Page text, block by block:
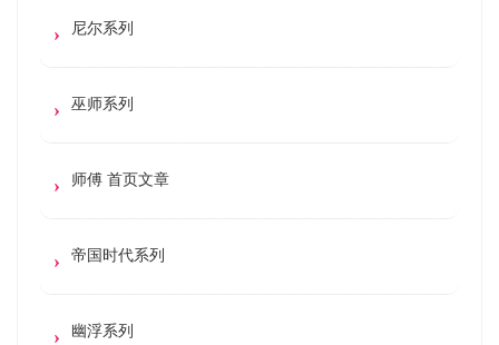
尼尔系列
巫师系列
师傅 首页文章
帝国时代系列
幽浮系列